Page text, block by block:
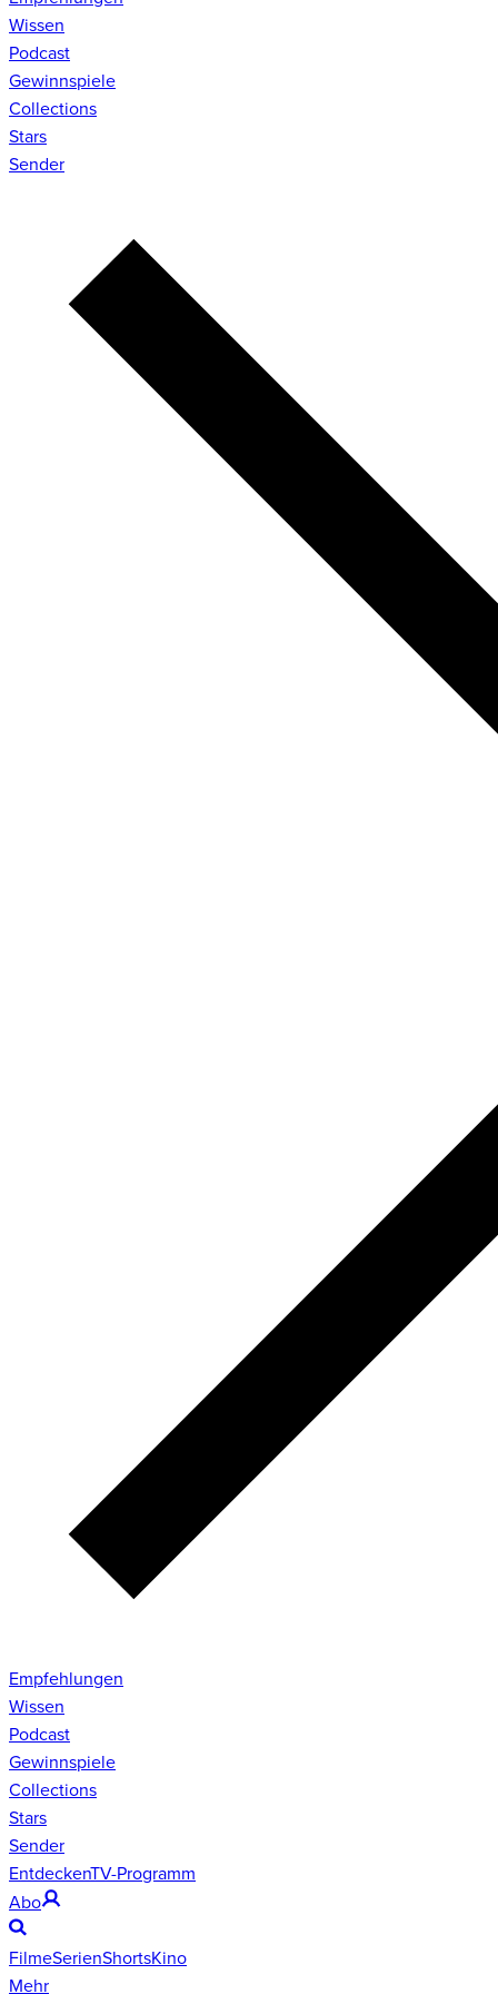
Wissen
Podcast
Gewinnspiele
Collections
Stars
Sender
Empfehlungen
Wissen
Podcast
Gewinnspiele
Collections
Stars
Sender
EntdeckenTV-Programm
Abo
FilmeSerienShortsKino
Mehr